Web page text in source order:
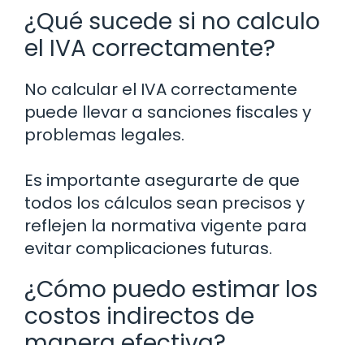
¿Qué sucede si no calculo
el IVA correctamente?
No calcular el IVA correctamente
puede llevar a sanciones fiscales y
problemas legales.
Es importante asegurarte de que
todos los cálculos sean precisos y
reflejen la normativa vigente para
evitar complicaciones futuras.
¿Cómo puedo estimar los
costos indirectos de